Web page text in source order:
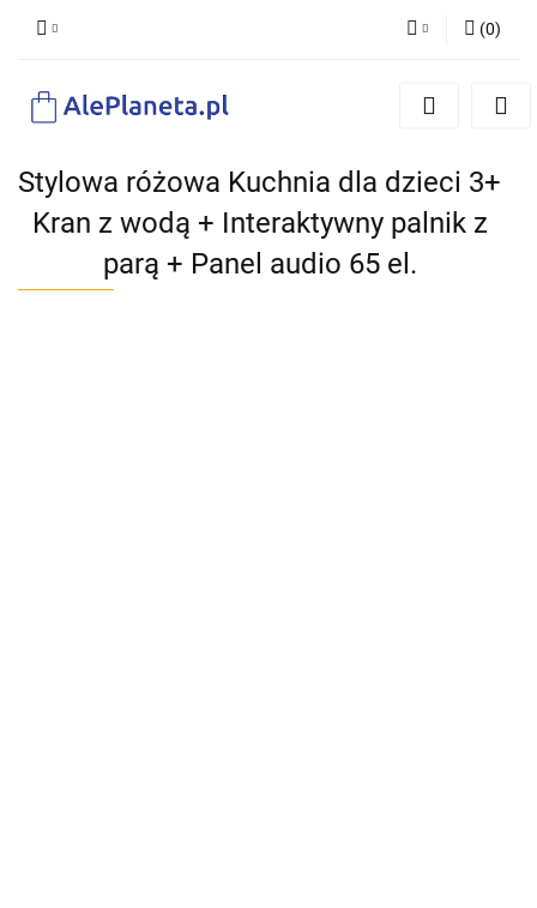
Zaloguj się
(0)
Stylowa różowa Kuchnia dla dzieci 3+
Kran z wodą + Interaktywny palnik z
parą + Panel audio 65 el.